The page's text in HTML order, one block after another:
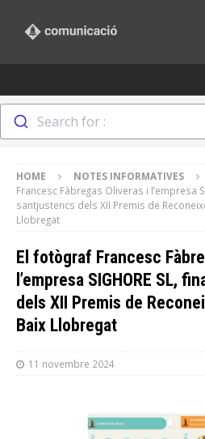
Search for :
HOME NOTES INFORMATIVES
Francesc Fàbregas Oliveras i l’empresa
santjustencs dels XII Premis de
Llobregat
El fotògraf Francesc
l’empresa SIGHORE SL,
dels XII Premis de
Baix Llobregat
11 novembre 2024